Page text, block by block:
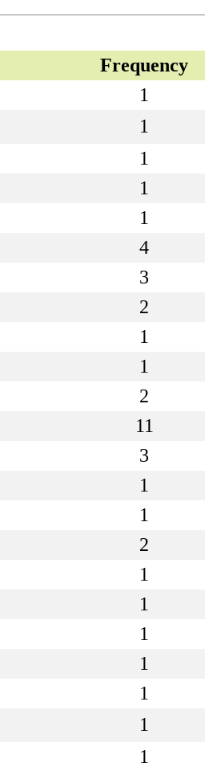
Frequency
1
1
1
1
1
4
3
2
1
1
2
11
3
1
1
2
1
1
1
1
1
1
1